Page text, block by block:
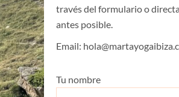
través del formulario o
antes posible.
Email:
Tu nombre